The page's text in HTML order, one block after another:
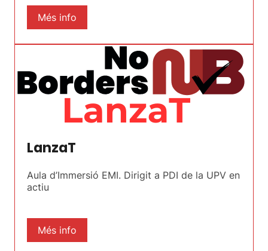
Més info
LanzaT
Aula d’Immersió EMI. Dirigit a PDI de la UPV en
actiu
Més info